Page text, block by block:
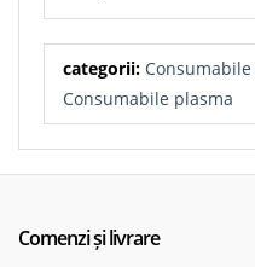
categorii:
Consumabile plasma
Comenzi și livrare